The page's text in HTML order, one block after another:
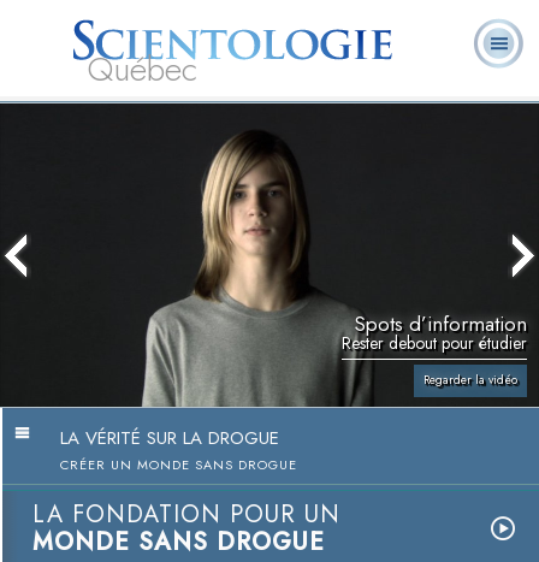
Québec
Scientologie ?
Spots d’information
Rester debout pour étudier
Regarder la vidéo
LA VÉRITÉ SUR LA DROGUE
CRÉER UN MONDE SANS DROGUE
LA FONDATION POUR UN
MONDE SANS DROGUE